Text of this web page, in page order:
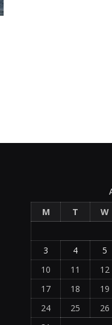
M
T W
3
4 5
10
11 12
17
18 19
24
25 26